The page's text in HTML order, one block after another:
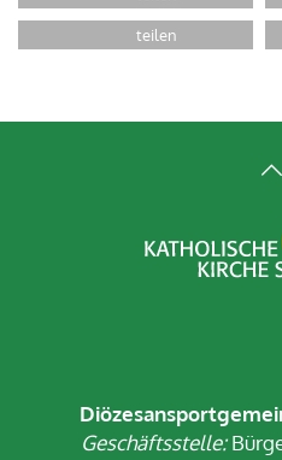
Geschäftsstelle: